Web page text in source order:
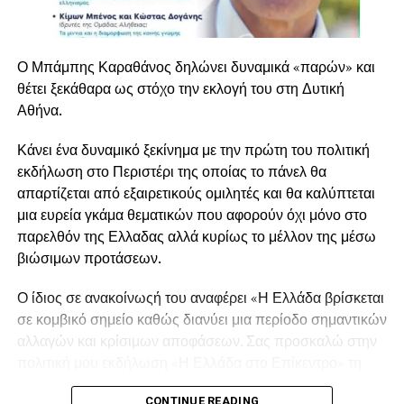
Εκτενής ήταν και η αναφορά του στον τομέα της υγείας,
όπου παρουσίασε τις αλλαγές που υλοποιούνται στο
Εθνικό Σύστημα Υγείας. Όπως τόνισε, η ηλεκτρονική
συνταγογράφηση, ο Εθνικός Ηλεκτρονικός Φάκελος
Υγείας, τα άυλα παραπεμπτικά, τα ηλεκτρονικά ραντεβού
και η γραμμή εξυπηρέτησης 1566 αποτελούν σημαντικά
βήματα για τη δημιουργία ενός πιο σύγχρονου και
αποτελεσματικού συστήματος υγείας.
Κλείνοντας την ομιλία του, ο Μπάμπης Καραθάνος
υπογράμμισε ότι η Ελλάδα έχει ανακτήσει την
αυτοπεποίθησή της και έχει σημειώσει σημαντική πρόοδο
σε πολλούς τομείς, χωρίς όμως να παραβλέπονται οι
δυσκολίες που εξακολουθούν να αντιμετωπίζουν πολλά
νοικοκυριά εξαιτίας του αυξημένου κόστους ζωής. Όπως
Ο Μπάμπης Καραθάνος δηλώνει δυναμικά «παρών» και
θέτει ξεκάθαρα ως στόχο την εκλογή του στη Δυτική
Αθήνα.
Κάνει ένα δυναμικό ξεκίνημα με την πρώτη του πολιτική
εκδήλωση στο Περιστέρι της οποίας το πάνελ θα
απαρτίζεται από εξαιρετικούς ομιλητές και θα καλύπτεται
μια ευρεία γκάμα θεματικών που αφορούν όχι μόνο στο
παρελθόν της Ελλαδας αλλά κυρίως το μέλλον της μέσω
βιώσιμων προτάσεων.
Ο ίδιος σε ανακοίνωςή του αναφέρει «Η Ελλάδα βρίσκεται
σε κομβικό σημείο καθώς διανύει μια περίοδο σημαντικών
αλλαγών και κρίσιμων αποφάσεων. Σας προσκαλώ στην
Δευτέρα 22 Ιουνίου και ώρα 19:30 στον Κινηματογράφο
CONTINUE READING